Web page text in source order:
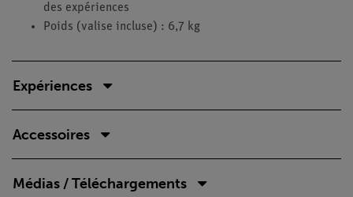
des expériences
Poids (valise incluse) : 6,7 kg
Expériences
Accessoires
Médias / Téléchargements